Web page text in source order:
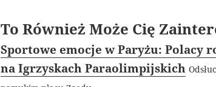
To Również Może Cię
Sportowe emocje w Paryżu: Polacy
na Igrzyskach Paraolimpijskich